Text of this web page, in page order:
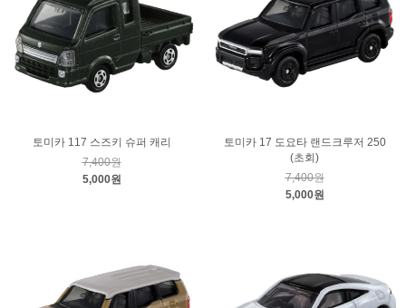
토미카 117 스즈키 슈퍼 캐리
7,400원
5,000원
토미카 17 도요타 랜드크루저 250
(초회)
7,400원
5,000원